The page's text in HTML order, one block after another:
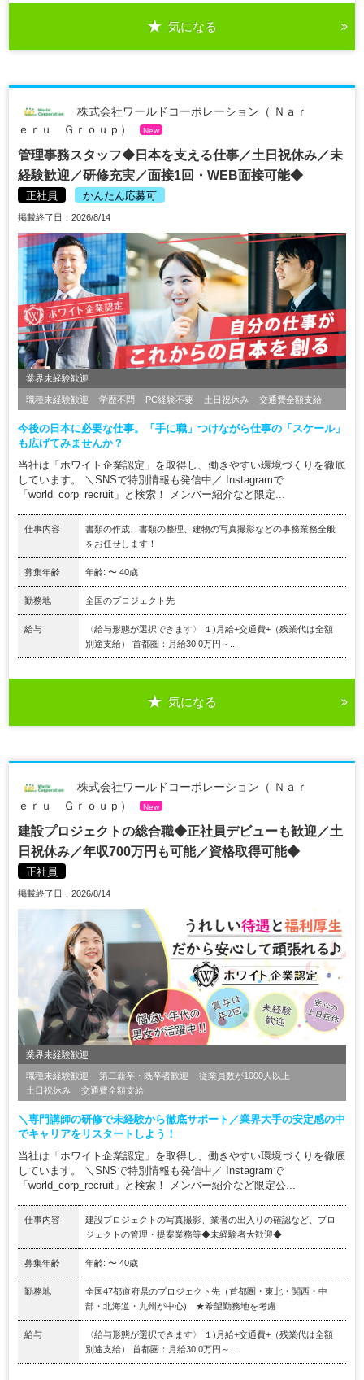
気になる
株式会社ワールドコーポレーション（ Ｎａｒ
ｅｒｕ Ｇｒｏｕｐ）
New
管理事務スタッフ◆日本を支える仕事／土日祝休み／未
経験歓迎／研修充実／面接1回・WEB面接可能◆
正社員 かんたん応募可
掲載終了日：2026/8/14
業界未経験歓迎
職種未経験歓迎 学歴不問 PC経験不要 土日祝休み 交通費全額支給
今後の日本に必要な仕事。「手に職」つけながら仕事の「スケール」
も広げてみませんか？
当社は「ホワイト企業認定」を取得し、働きやすい環境づくりを徹底
しています。 ＼SNSで特別情報も発信中／ Instagramで
「world_corp_recruit」と検索！ メンバー紹介など限定...
仕事内容
書類の作成、書類の整理、建物の写真撮影などの事務業務全般
をお任せします！
募集年齢 年齢: 〜 40歳
勤務地 全国のプロジェクト先
給与
〈給与形態が選択できます〉 １)月給+交通費+（残業代は全額
別途支給） 首都圏：月給30.0万円～...
気になる
株式会社ワールドコーポレーション（ Ｎａｒ
ｅｒｕ Ｇｒｏｕｐ）
New
建設プロジェクトの総合職◆正社員デビューも歓迎／土
日祝休み／年収700万円も可能／資格取得可能◆
正社員
掲載終了日：2026/8/14
業界未経験歓迎
職種未経験歓迎 第二新卒・既卒者歓迎
従業員数が1000人以上
土日祝休み
交通費全額支給
＼専門講師の研修で未経験から徹底サポート／業界大手の安定感の中
でキャリアをリスタートしよう！
当社は「ホワイト企業認定」を取得し、働きやすい環境づくりを徹底
しています。 ＼SNSで特別情報も発信中／ Instagramで
「world_corp_recruit」と検索！ メンバー紹介など限定公...
仕事内容
建設プロジェクトの写真撮影、業者の出入りの確認など、プロ
ジェクトの管理・提案業務等◆未経験者大歓迎◆
募集年齢 年齢: 〜 40歳
勤務地
全国47都道府県のプロジェクト先（首都圏・東北・関西・中
部・北海道・九州が中心) ★希望勤務地を考慮
給与
〈給与形態が選択できます〉 １)月給+交通費+（残業代は全額
別途支給） 首都圏：月給30.0万円～...